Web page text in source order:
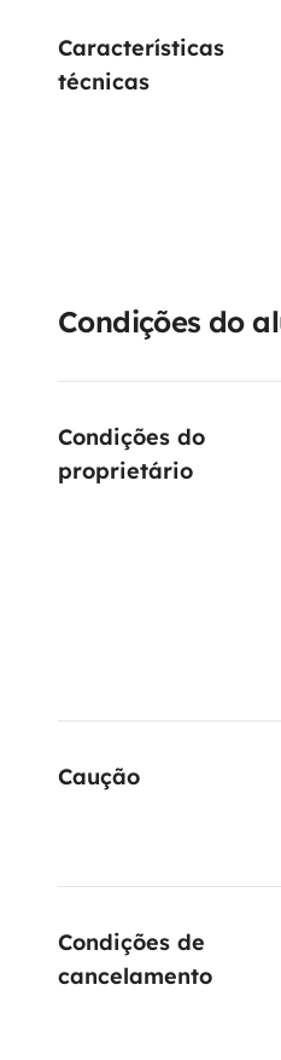
Características
técnicas
Condições do
Condições do
proprietário
Caução
Condições de
cancelamento